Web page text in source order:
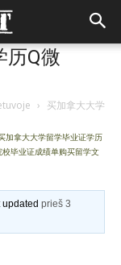
历Q微
› 买加拿大大学
加拿大大学留学毕业证学历
毕业证成绩单购买留学文
updatedprieš 3